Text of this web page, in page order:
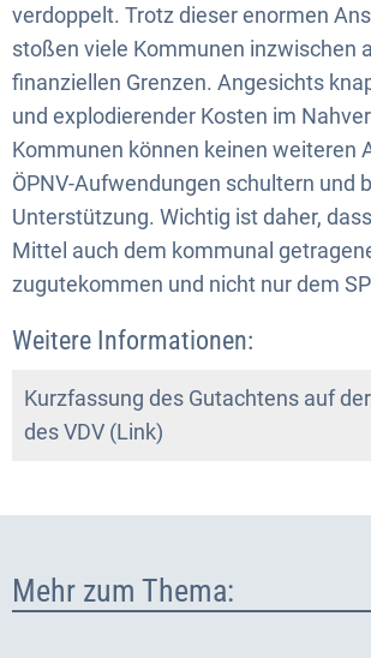
verdoppelt. Trotz dieser enormen
stoßen viele Kommunen inzwischen
finanziellen Grenzen. Angesichts
und explodierender Kosten im
Kommunen können keinen weiteren
ÖPNV-Aufwendungen schultern und
Unterstützung. Wichtig ist daher,
Mittel auch dem kommunal
zugutekommen und nicht nur dem
Weitere Informationen:
Kurzfassung des Gutachtens auf
des VDV (Link)
Mehr zum Thema: